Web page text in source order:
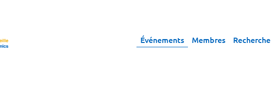
Événements Membres Recherche